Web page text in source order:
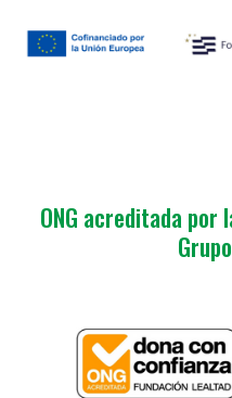
ONG acreditada por